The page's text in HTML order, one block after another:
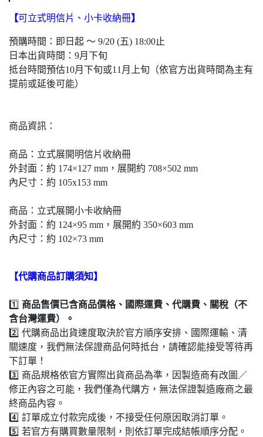
【可立式明信片、小卡收納冊】
預購時間：即日起 ～ 9/20 (五) 18:00止
日本出貨時間：9月下旬
抵台時間預估10月下旬或11月上旬（依官方出貨時間為主有
提前或延後可能）
商品資訊：
商品：立式展開明信片收納冊
外封面：約 174×127 mm，展開約 708×502 mm
內尺寸：約 105x153 mm
商品：立式展開小卡收納冊
外封面：約 124×95 mm，展開約 350×603 mm
內尺寸：約 102×73 mm
【代購商品訂購須知】
1️⃣ 商品售價已含商品價格、國際運費、代購費、關稅（不
含台灣運費）。
2️⃣ 代購商品出貨速度取決於官方順序安排、國際運輸、清
關速度，我們無法保證商品何時抵台，請確認能接受等待再
下訂單！
3️⃣ 商品規格依官方實際出貨商品為準，因製造商有改圖／
修正內容之可能，我們僅為代購方，無法保證製造廠商之最
終商品內容。
4️⃣ 訂單成立付款完成後，不接受任何原因取消訂單。
5️⃣ 若官方有購買數量限制，則依訂單完成結帳順序分配。